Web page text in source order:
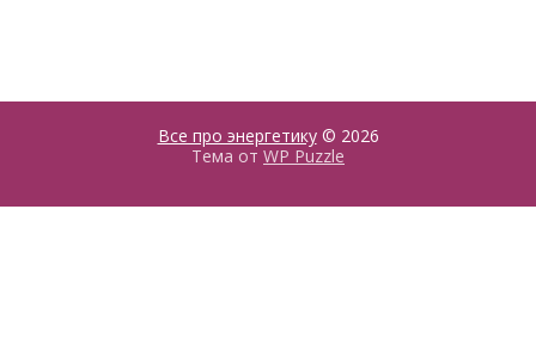
Все про энергетику© 2026
Тема от WP Puzzle